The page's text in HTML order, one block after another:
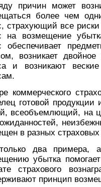
причин может
более чем
страхующий все
на возмещение
обеспечивает
возникает
и возникают
коммерческого
готовой
всеобъемлющий, на
в разных
два примера,
убытка
страхового
принцип